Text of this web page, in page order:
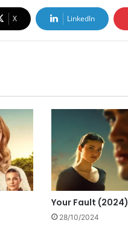
X LinkedIn
Your Fault (2024)
28/10/2024